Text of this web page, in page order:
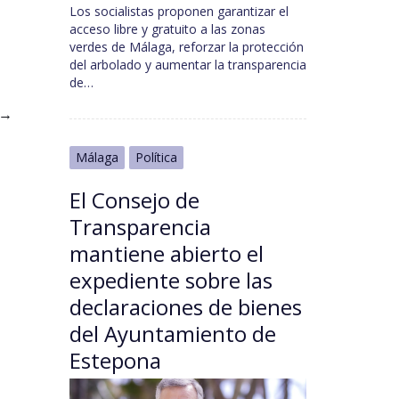
→
Los socialistas proponen garantizar el
acceso libre y gratuito a las zonas
verdes de Málaga, reforzar la protección
del arbolado y aumentar la transparencia
de…
Málaga Política
El Consejo de
Transparencia
mantiene abierto el
expediente sobre las
declaraciones de bienes
del Ayuntamiento de
Estepona